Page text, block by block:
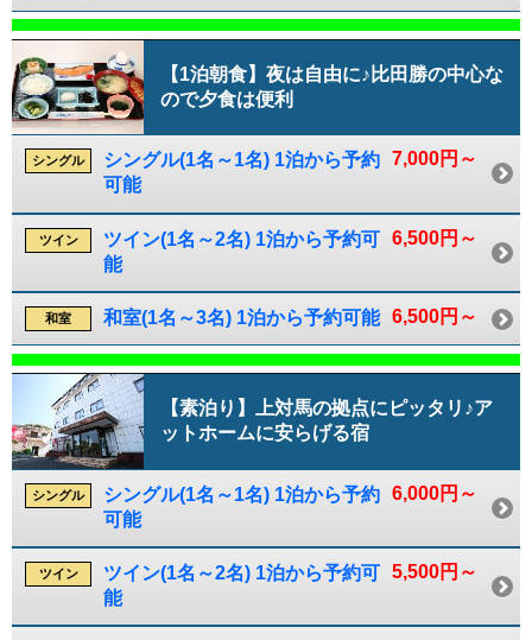
【1泊朝食】夜は自由に♪比田勝の中心な
ので夕食は便利
7,000円～
シングル
シングル(1名～1名) 1泊から予約
可能
6,500円～
ツイン
ツイン(1名～2名) 1泊から予約可
能
6,500円～
和室 和室(1名～3名) 1泊から予約可能
【素泊り】上対馬の拠点にピッタリ♪ア
ットホームに安らげる宿
6,000円～
シングル
シングル(1名～1名) 1泊から予約
可能
5,500円～
ツイン
ツイン(1名～2名) 1泊から予約可
能